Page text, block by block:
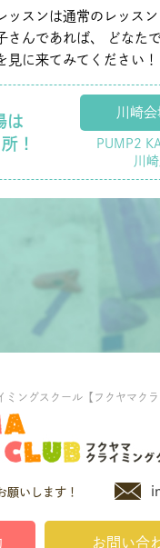
ッスンは通常のレッス
さんであれば、 どなた
見に来てみてください！
は
！
川崎会
PUMP2
川
ングスクール【フクヤマクラ
願いします！
お問い合